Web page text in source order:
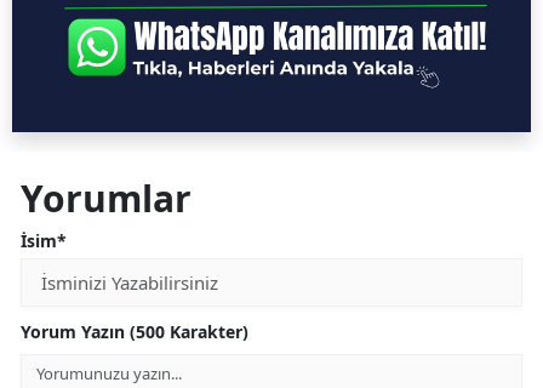
Yorumlar
İsim*
Yorum Yazın (500 Karakter)